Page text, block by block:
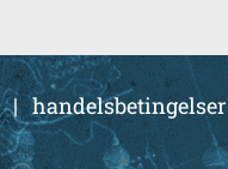
|handelsbetingelser